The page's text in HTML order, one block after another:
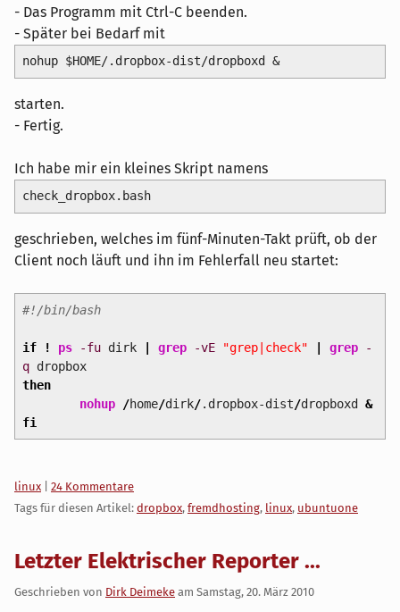
- Das Programm mit Ctrl-C beenden.
- Später bei Bedarf mit
nohup $HOME/.dropbox-dist/dropboxd &
starten.
- Fertig.
Ich habe mir ein kleines Skript namens
check_dropbox.bash
geschrieben, welches im fünf-Minuten-Takt prüft, ob der
Client noch läuft und ihn im Fehlerfall neu startet:
#!/bin/bash
if ! ps -fudirk grep -vE "grep|check" grep
-
qdropbox
then
nohup
/home/dirk/.dropbox-dist/dropboxd &
fi
Kategorien:
linux
24 Kommentare
Tags für diesen Artikel: dropbox, fremdhosting, linux, ubuntuone
Letzter Elektrischer Reporter ...
Geschrieben von Dirk Deimeke am Samstag, 20. März 2010